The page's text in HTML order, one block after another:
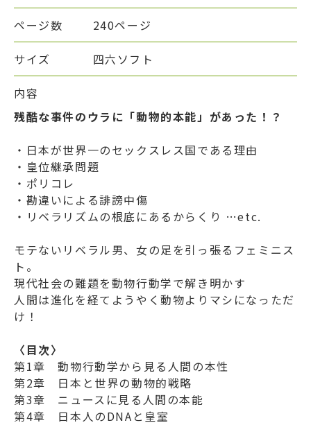
ページ数 240ページ
サイズ 四六ソフト
内容
残酷な事件のウラに「動物的本能」があった！？
・日本が世界一のセックスレス国である理由
・皇位継承問題
・ポリコレ
・勘違いによる誹謗中傷
・リベラリズムの根底にあるからくり …etc.
モテないリベラル男、女の足を引っ張るフェミニス
ト。
現代社会の難題を動物行動学で解き明かす
人間は進化を経てようやく動物よりマシになっただ
け！
〈目次〉
第1章 動物行動学から見る人間の本性
第2章 日本と世界の動物的戦略
第3章 ニュースに見る人間の本能
第4章 日本人のDNAと皇室